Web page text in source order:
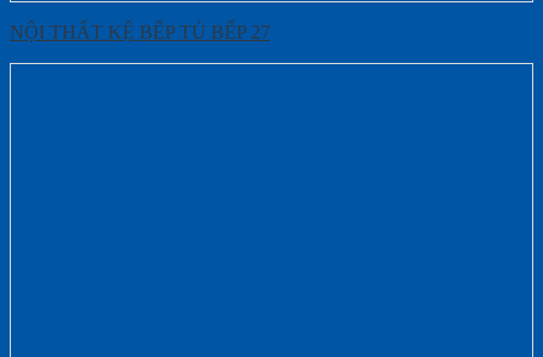
NỘI THẤT KỆ BẾP TỦ BẾP 27